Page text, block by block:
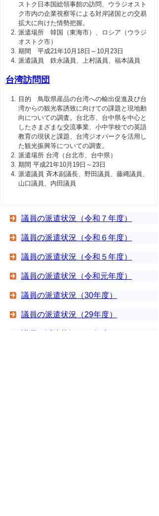
ストク日本国総領事館の訪問、ウラジオスト
ク市内の企業視察等による対岸諸国との交易
拡大に向けた情勢把握。
派遣場所 韓国（東海市）、ロシア（ウラジ
オストク市）
期間 平成21年10月18日～10月23日
派遣議員 鉄永議員、上村議員、福本議員
台湾訪問団
目的 鳥取県産品の台湾への輸出促進及び台
湾からの観光客誘致に向けての課題と現地動
向についての調査。台北市、台中県を中心と
したさまざまな交流事業、小中学校での英語
教育の現状と課題、台湾ジオパークを活用し
た観光振興等についての調査。
派遣場所 台湾（台北市、台中県）
期間 平成21年10月19日～23日
派遣議員 斉木副議長、野田議員、藤縄議員、
山口議員、内田議員
議員の派遣状況（令和７年度）
議員の派遣状況（令和６年度）
議員の派遣状況（令和５年度）
議員の派遣状況（令和元年度）
議員の派遣状況（30年度）
議員の派遣状況（29年度）